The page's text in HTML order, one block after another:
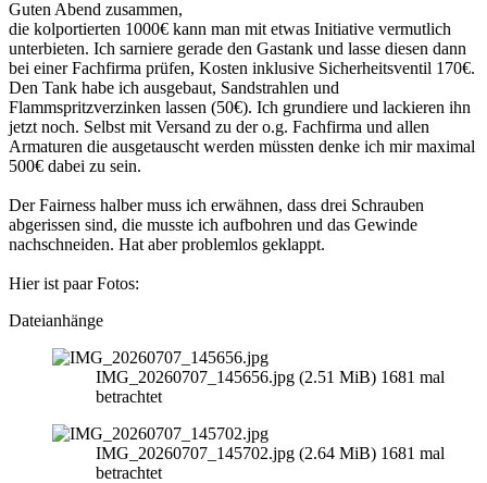
Guten Abend zusammen,
die kolportierten 1000€ kann man mit etwas Initiative vermutlich
unterbieten. Ich sarniere gerade den Gastank und lasse diesen dann
bei einer Fachfirma prüfen, Kosten inklusive Sicherheitsventil 170€.
Den Tank habe ich ausgebaut, Sandstrahlen und
Flammspritzverzinken lassen (50€). Ich grundiere und lackieren ihn
jetzt noch. Selbst mit Versand zu der o.g. Fachfirma und allen
Armaturen die ausgetauscht werden müssten denke ich mir maximal
500€ dabei zu sein.
Der Fairness halber muss ich erwähnen, dass drei Schrauben
abgerissen sind, die musste ich aufbohren und das Gewinde
nachschneiden. Hat aber problemlos geklappt.
Hier ist paar Fotos:
Dateianhänge
IMG_20260707_145656.jpg (2.51 MiB) 1681 mal
betrachtet
IMG_20260707_145702.jpg (2.64 MiB) 1681 mal
betrachtet